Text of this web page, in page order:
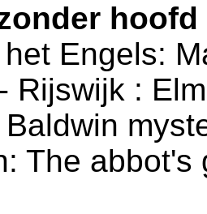
Engels:
Rijswijk :
The